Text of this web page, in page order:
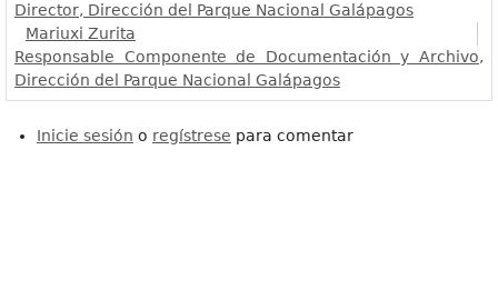
Director, Dirección del Parque Nacional Galápagos
Mariuxi Zurita
Responsable Componente de Documentación y Archivo,
Dirección del Parque Nacional Galápagos
Inicie sesión o regístrese para comentar